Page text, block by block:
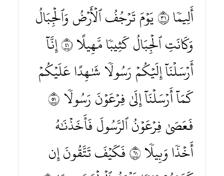
أَلِيمٗا ١٣ يَوۡمَ تَرۡجُفُ ٱلۡأَرۡضُ وَٱلۡجِبَالُ
وَكَانَتِ ٱلۡجِبَالُ كَثِيبٗا مَّهِيلًا ١٤ إِنَّآ
أَرۡسَلۡنَآ إِلَيۡكُمۡ رَسُولٗا شَٰهِدًا عَلَيۡكُمۡ
كَمَآ أَرۡسَلۡنَآ إِلَىٰ فِرۡعَوۡنَ رَسُولٗا ١٥
فَعَصَىٰ فِرۡعَوۡنُ ٱلرَّسُولَ فَأَخَذۡنَٰهُ
أَخۡذٗا وَبِيلٗا ١٦ فَكَيۡفَ تَتَّقُونَ إِن